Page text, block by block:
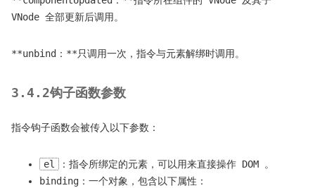
VNode 全部更新后调用。
**unbind：**只调用一次，指令与元素解绑时调用。
3.4.2钩子函数参数
指令钩子函数会被传入以下参数：
el
：指令所绑定的元素，可以用来直接操作 DOM 。
binding：一个对象，包含以下属性：